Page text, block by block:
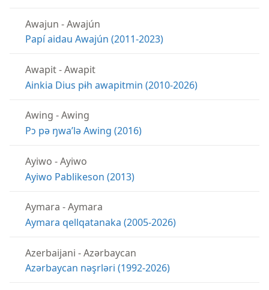
Awajun -Awajún
Papí aidau Awajún (2011-2023)
Awapit-Awapit
Ainkia Dius pɨh awapitmin (2010-2026)
Awing -Awing
Pɔ pə ŋwaʼlə Awing (2016)
Ayiwo -Ayiwo
Ayiwo Pablikeson (2013)
Aymara -Aymara
Aymara qellqatanaka (2005-2026)
Azerbaijani -Azərbaycan
Azərbaycan nəşrləri (1992-2026)